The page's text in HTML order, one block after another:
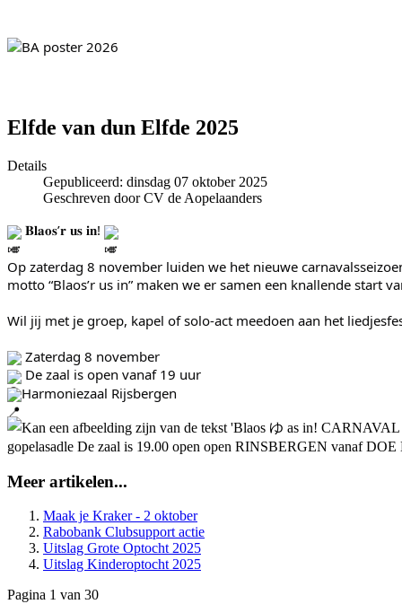
Elfde van dun Elfde 2025
Details
Gepubliceerd: dinsdag 07 oktober 2025
Geschreven door CV de Aopelaanders
𝐁𝐥𝐚𝐨𝐬’𝐫 𝐮𝐬 𝐢𝐧!
Op zaterdag 8 november luiden we het nieuwe
motto “Blaos’r us in” maken we er samen een knallende start
Wil jij met je groep, kapel of solo-act meedoen aan het
Zaterdag 8 november
De zaal is open vanaf 19 uur
Harmoniezaal Rijsbergen
Meer artikelen...
Maak je Kraker - 2 oktober
Rabobank Clubsupport actie
Uitslag Grote Optocht 2025
Uitslag Kinderoptocht 2025
Pagina 1 van 30